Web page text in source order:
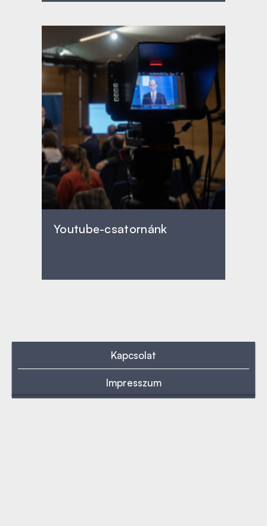
Youtube-csatornánk
Kapcsolat
Impresszum